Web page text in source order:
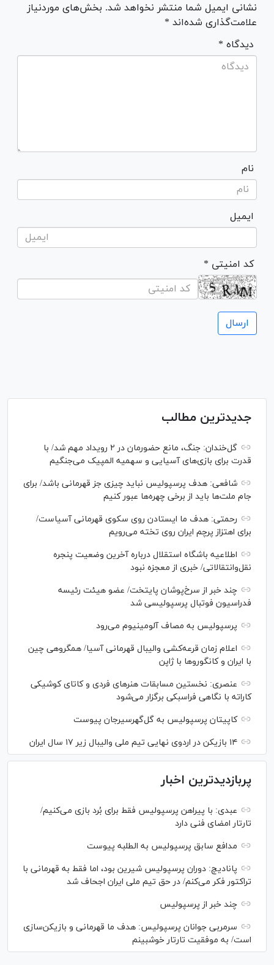
نشانی ایمیل شما منتشر نخواهد شد. بخش‌های موردنیاز
علامت‌گذاری شده‌اند *
* دیدگاه
نام
ایمیل
* کد امنیتی
جدیدترین مطالب
گل‌خندان: جنگ، مانع حضورمان در ۲ رویداد مهم شد/ با
قدرت برای بازی‌های آسیایی و سهمیه المپیک می‌جنگیم
شافعی: هدف پرسپولیس نباید چیزی جز قهرمانی باشد/ برای
جام ملت‌ها باید از برخی چهره‌ها عبور کنیم
رحمتی: هدف ما ایستادن روی سکوی قهرمانی آسیاست/
برای اهتزاز پرچم ایران روی تخته می‌رویم
اطلاعیه باشگاه استقلال درباره آخرین وضعیت پنجره
نقل‌وانتقالاتی/ خبری از معجزه نبود
چند خبر از سرخ‌پوشان پایتخت/ عضو هیئت رئیسه
فدراسیون فوتبال پرسپولیسی شد
پرسپولیس به مصاف آلومینیوم می‌رود
اعلام زمان قرعه‌کشی والیبال قهرمانی آسیا/ همگروهی چین
با ایران و کانگورو‌ها با ژاپن
عنصری: نخستین مسابقات هنر‌های فردی و کاتای کوشیکی
کاراته با نگاهی فراسبکی برگزار می‌شود
کاپیتان پرسپولیس به گل‌گهرسیرجان پیوست
۱۴ بازیکن در اردوی نهایی تیم ملی والیبال زیر ۱۷ سال ایران
پربازدیدترین اخبار
عبدی: با پیراهن پرسپولیس فقط برای بُرد بازی می‌کنیم/
تارتار امضای فنی دارد
مدافع سابق پرسپولیس به الطلبه پیوست
پانادیچ: دوران پرسپولیس شیرین بود، اما فقط به قهرمانی با
تراکتور فکر می‌کنم/ در حق تیم ملی ایران اجحاف شد
چند خبر از پرسپولیس
سرمربی جوانان پرسپولیس: هدف ما قهرمانی و بازیکن‌سازی
است/ به موفقیت تارتار خوشبینم